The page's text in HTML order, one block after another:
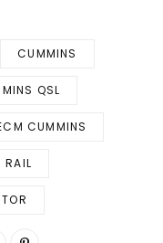
CUMMINS
QSL
CUMMINS
RAIL